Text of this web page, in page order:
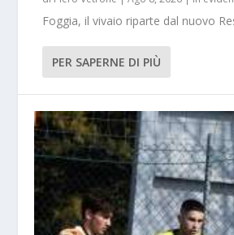
Foggia, il vivaio riparte dal nuovo
PER SAPERNE DI PIÙ